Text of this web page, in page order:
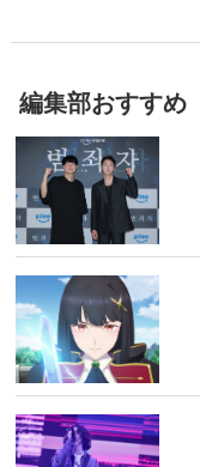
編集部おすすめ